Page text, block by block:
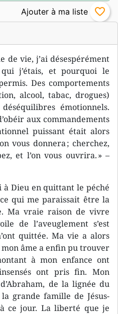
de vie, j’ai désespérément
j’étais, et pourquoi le
Des comportements
alcool, tabac, drogues)
émotionnels.
aux commandements
puissant était alors
vous donnera ; cherchez,
et l’on vous ouvrira. » –
à Dieu en quittant le péché
qui me paraissait être la
Ma vraie raison de vivre
de l’aveuglement s’est
quittée. Ma vie a alors
âme a enfin pu trouver
à mon enfance ont
ont pris fin. Mon
de la lignée du
grande famille de Jésus-
ce jour. La liberté que je
favorite_border